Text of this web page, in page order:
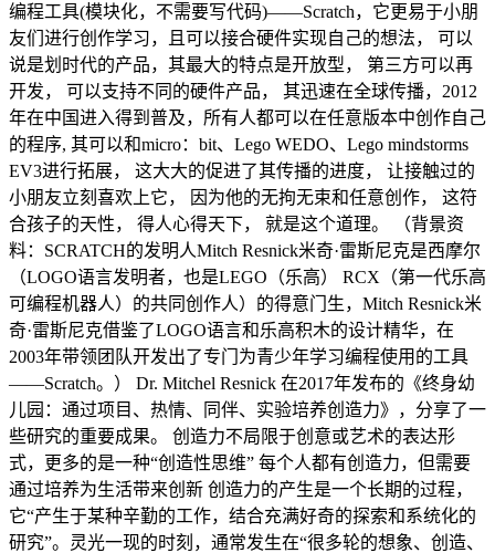
编程工具(模块化，不需要写代码)——Scratch，它更易于小朋
友们进行创作学习，且可以接合硬件实现自己的想法， 可以
说是划时代的产品，其最大的特点是开放型， 第三方可以再
开发， 可以支持不同的硬件产品， 其迅速在全球传播，2012
年在中国进入得到普及，所有人都可以在任意版本中创作自己
的程序, 其可以和micro：bit、Lego WEDO、Lego mindstorms
EV3进行拓展， 这大大的促进了其传播的进度， 让接触过的
小朋友立刻喜欢上它， 因为他的无拘无束和任意创作， 这符
合孩子的天性， 得人心得天下， 就是这个道理。 （背景资
料：SCRATCH的发明人Mitch Resnick米奇·雷斯尼克是西摩尔
（LOGO语言发明者，也是LEGO（乐高） RCX（第一代乐高
可编程机器人）的共同创作人）的得意门生，Mitch Resnick米
奇·雷斯尼克借鉴了LOGO语言和乐高积木的设计精华，在
2003年带领团队开发出了专门为青少年学习编程使用的工具
——Scratch。） Dr. Mitchel Resnick 在2017年发布的《终身幼
儿园：通过项目、热情、同伴、实验培养创造力》，分享了一
些研究的重要成果。 创造力不局限于创意或艺术的表达形
式，更多的是一种“创造性思维” 每个人都有创造力，但需要
通过培养为生活带来创新 创造力的产生是一个长期的过程，
它“产生于某种辛勤的工作，结合充满好奇的探索和系统化的
研究”。灵光一现的时刻，通常发生在“很多轮的想象、创造、